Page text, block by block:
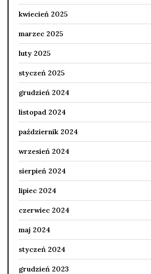
kwiecień 2025
marzec 2025
luty 2025
styczeń 2025
grudzień 2024
listopad 2024
październik 2024
wrzesień 2024
sierpień 2024
lipiec 2024
czerwiec 2024
maj 2024
styczeń 2024
grudzień 2023